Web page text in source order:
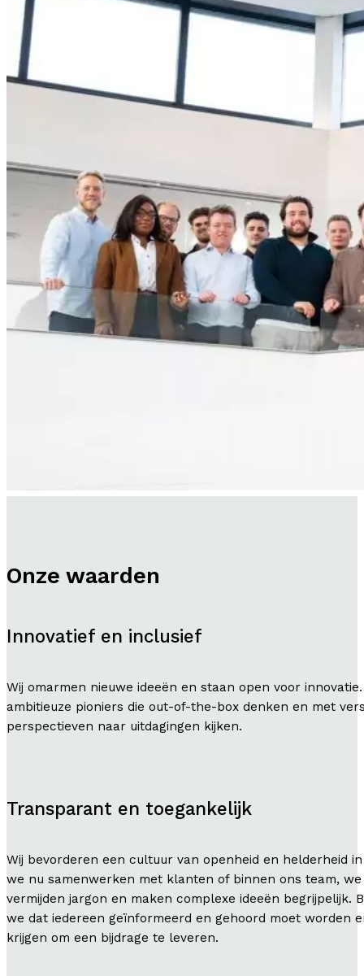
Onze waarden
Innovatief en inclusief
Wij omarmen nieuwe ideeën en staan open voor
ambitieuze pioniers die out-of-the-box denken en met
perspectieven naar uitdagingen kijken.
Transparant en toegankelijk
Wij bevorderen een cultuur van openheid en helderheid
we nu samenwerken met klanten of binnen ons team,
vermijden jargon en maken complexe ideeën begrijpelijk.
we dat iedereen geïnformeerd en gehoord moet worden
krijgen om een bijdrage te leveren.